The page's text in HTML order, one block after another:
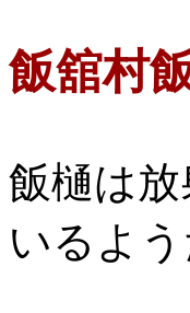
飯舘村
飯樋は
いるよ